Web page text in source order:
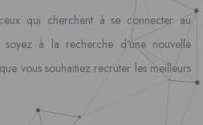
qui cherchent à se connecter au
à la recherche d’une nouvelle
vous souhaitiez recruter les meilleurs